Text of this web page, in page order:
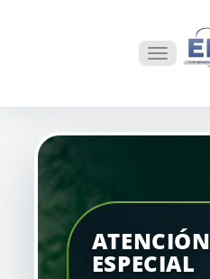
ATENCIÓN
ESPECIAL